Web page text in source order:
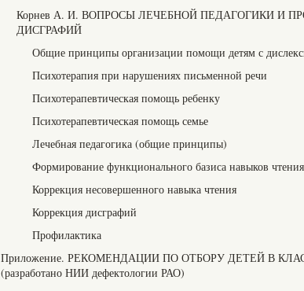
Корнев А. И. ВОПРОСЫ ЛЕЧЕБНОЙ ПЕДАГОГИКИ И
ДИСГРАФИЙ
Общие принципы организации помощи детям с
Психотерапия при нарушениях письменной речи
Психотерапевтическая помощь ребенку
Психотерапевтическая помощь семье
Лечебная педагогика (общие принципы)
Формирование функционального базиса навыков
Коррекция несовершенного навыка чтения
Коррекция дисграфий
Профилактика
Приложение. РЕКОМЕНДАЦИИ ПО ОТБОРУ ДЕТЕЙ В
(разработано НИИ дефектологии РАО)